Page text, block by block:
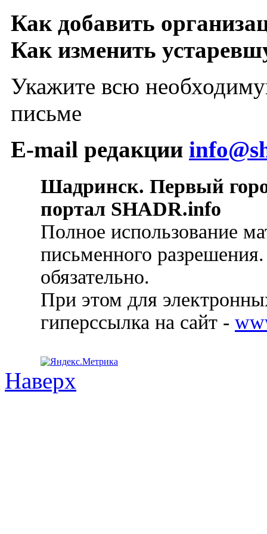
Как добавить
Как изменить
Укажите всю
письме
E-mail редакции
Шадринск. Первый
портал SHADR.info
Полное использование
письменного
обязательно.
При этом для
гиперссылка на сайт -
Наверх